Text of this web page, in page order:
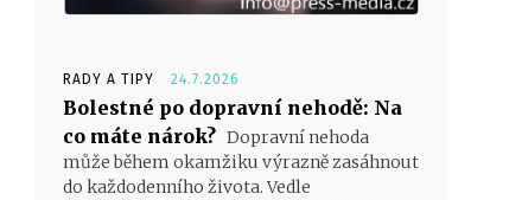
RADY A TIPY 24.7.2026
Bolestné po dopravní nehodě: Na
co máte nárok? Dopravní nehoda
může během okamžiku výrazně zasáhnout
do každodenního života. Vedle